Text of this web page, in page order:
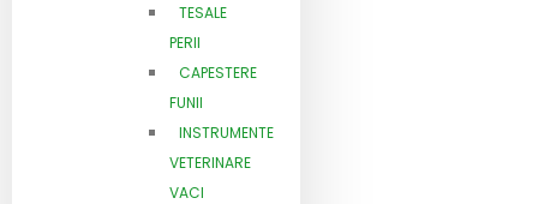
TESALE
PERII
CAPESTERE
FUNII
INSTRUMENTE
VETERINARE
VACI